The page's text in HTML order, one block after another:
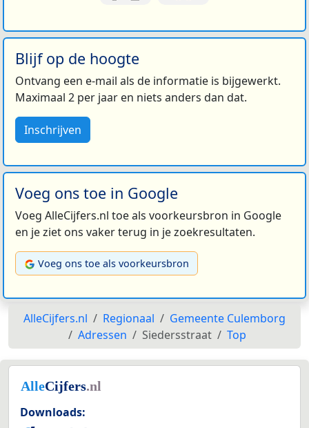
Blijf op de hoogte
Ontvang een e-mail als de informatie is bijgewerkt.
Maximaal 2 per jaar en niets anders dan dat.
Inschrijven
Voeg ons toe in Google
Voeg AlleCijfers.nl toe als voorkeursbron in Google
en je ziet ons vaker terug in je zoekresultaten.
Voeg ons toe als voorkeursbron
AlleCijfers.nl Regionaal
Gemeente Culemborg
Adressen
Siedersstraat Top
Downloads: